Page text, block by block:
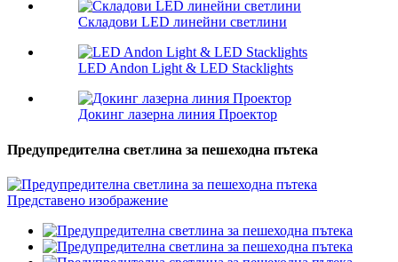
Складови LED линейни светлини
LED Andon Light & LED Stacklights
Докинг лазерна линия Проектор
Предупредителна светлина за пешеходна пътека